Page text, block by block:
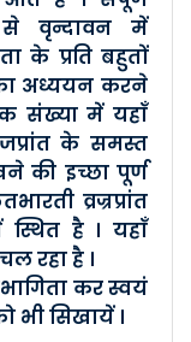
से वृन्दावन में
के प्रति बहुतों
अध्ययन करने
संख्या में यहाँ
के समस्त
की इच्छा पूर्ण
व्रज्रप्रांत
है । यहाँ
रहा है ।
कर स्वयं
भी सिखायें ।